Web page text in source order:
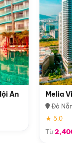
An Melia
Đà
★ 5.0
Từ